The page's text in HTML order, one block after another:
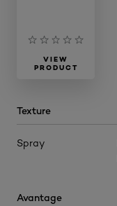
VIEW
PRODUCT
Texture
Spray
Avantage